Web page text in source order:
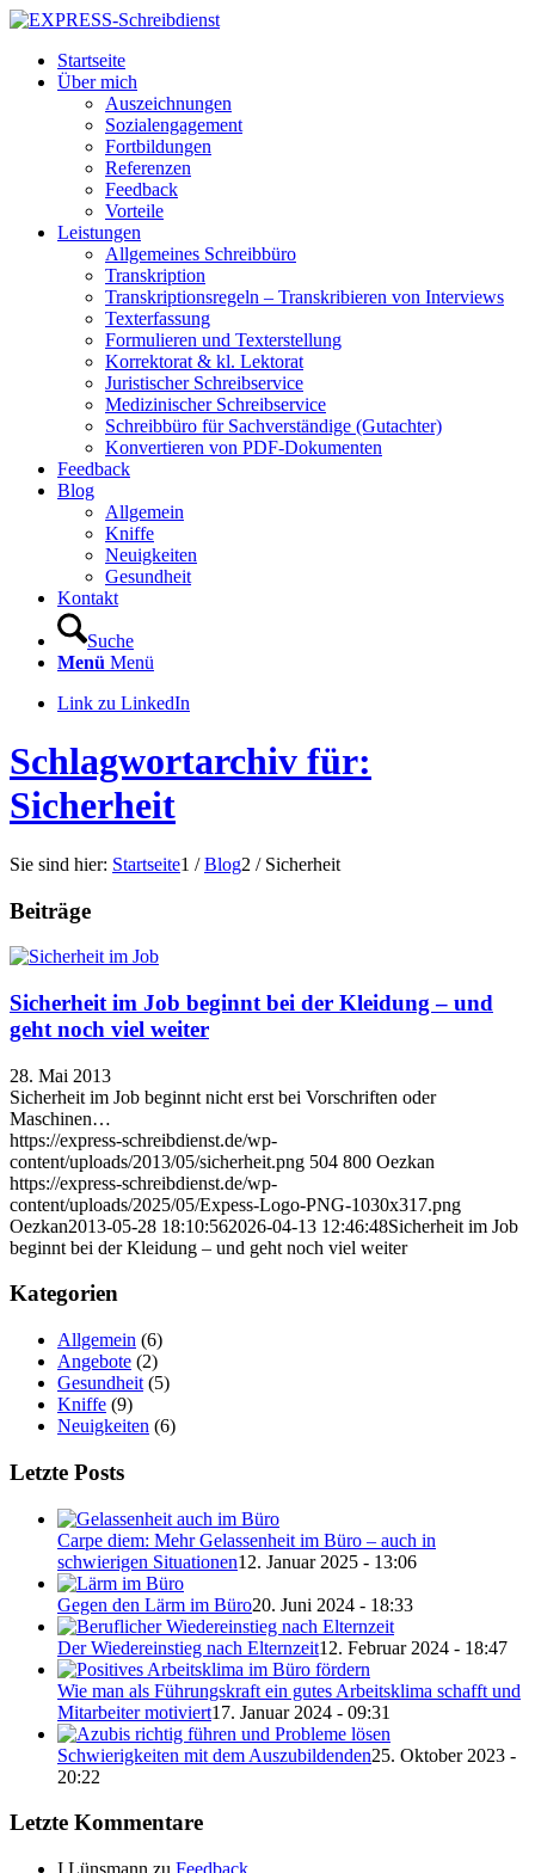
Startseite
Über mich
Auszeichnungen
Sozialengagement
Fortbildungen
Referenzen
Feedback
Vorteile
Leistungen
Allgemeines Schreibbüro
Transkription
Transkriptionsregeln – Transkribieren von Interviews
Texterfassung
Formulieren und Texterstellung
Korrektorat & kl. Lektorat
Juristischer Schreibservice
Medizinischer Schreibservice
Schreibbüro für Sachverständige (Gutachter)
Konvertieren von PDF-Dokumenten
Feedback
Blog
Allgemein
Kniffe
Neuigkeiten
Gesundheit
Kontakt
Suche
Menü Menü
Link zu LinkedIn
Schlagwortarchiv für:
Sicherheit
Sie sind hier: Startseite1 / Blog2 / Sicherheit
Beiträge
Sicherheit im Job beginnt bei der Kleidung – und
geht noch viel weiter
28. Mai 2013
Sicherheit im Job beginnt nicht erst bei Vorschriften oder
Maschinen…
https://express-schreibdienst.de/wp-
content/uploads/2013/05/sicherheit.png 504 800 Oezkan
https://express-schreibdienst.de/wp-
content/uploads/2025/05/Expess-Logo-PNG-1030x317.png
Oezkan2013-05-28 18:10:562026-04-13 12:46:48Sicherheit im Job
beginnt bei der Kleidung – und geht noch viel weiter
Kategorien
Allgemein (6)
Angebote (2)
Gesundheit (5)
Kniffe (9)
Neuigkeiten (6)
Letzte Posts
Carpe diem: Mehr Gelassenheit im Büro – auch in
schwierigen Situationen12. Januar 2025 - 13:06
Gegen den Lärm im Büro20. Juni 2024 - 18:33
Der Wiedereinstieg nach Elternzeit12. Februar 2024 - 18:47
Wie man als Führungskraft ein gutes Arbeitsklima schafft und
Mitarbeiter motiviert17. Januar 2024 - 09:31
Schwierigkeiten mit dem Auszubildenden25. Oktober 2023 -
20:22
Letzte Kommentare
I.Lünsmann zu Feedback